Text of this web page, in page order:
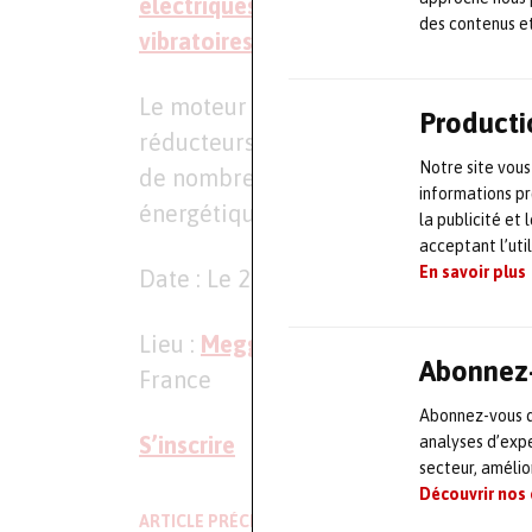
des contenus
Notre site
informations
la publicité et
acceptant
En savoir plus
Abonnez-vous
analyses
secteur,
Découvrir
vibratoires
Le moteur de machine tournante
réducteurs…) font plus que jamais
de nombreux challenges et
énergétique,
,
Date : Le 22 mars, de 10h45 à 15h
Lieu : Megger France
France
S’inscrire
ARTICLE PRÉCÉDENT